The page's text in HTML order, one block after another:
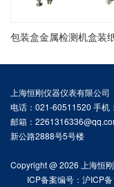
上海恒刚仪器仪表有限公司
电话：021-60511520 手机
邮箱：
新公路2888号5号楼
Copyright @ 2026 上海恒
ICP备案编号：沪ICP